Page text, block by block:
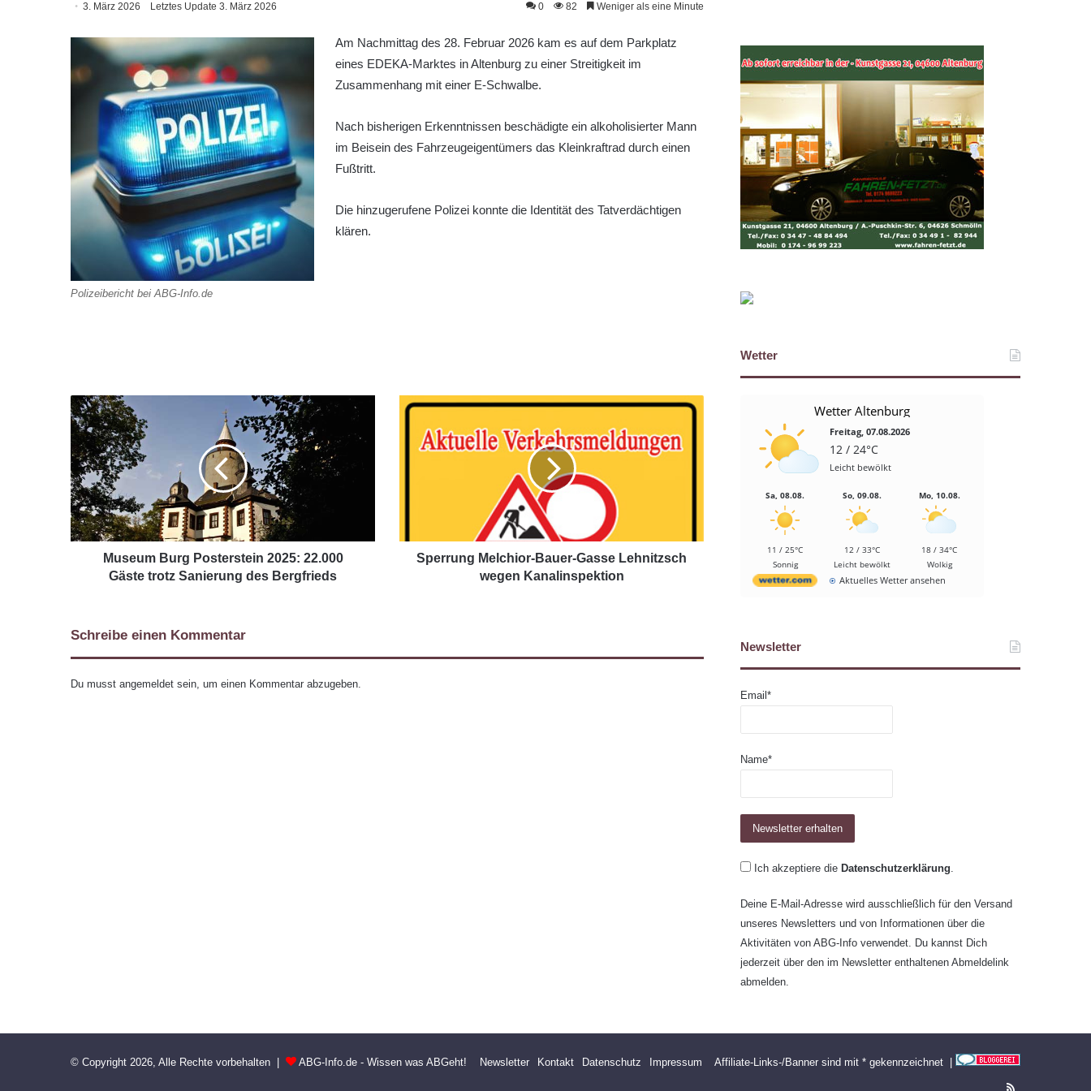
3. März 2026 Letztes Update 3. März 2026 0 82 Weniger als eine Minute
Polizeibericht bei ABG-Info.de
Am Nachmittag des 28. Februar 2026 kam es auf dem Parkplatz
eines EDEKA-Marktes in Altenburg zu einer Streitigkeit im
Zusammenhang mit einer E-Schwalbe.
Nach bisherigen Erkenntnissen beschädigte ein alkoholisierter Mann
im Beisein des Fahrzeugeigentümers das Kleinkraftrad durch einen
Fußtritt.
Die hinzugerufene Polizei konnte die Identität des Tatverdächtigen
klären.
Museum Burg Posterstein 2025: 22.000
Gäste trotz Sanierung des Bergfrieds
Sperrung Melchior-Bauer-Gasse Lehnitzsch
wegen Kanalinspektion
Schreibe einen Kommentar
Du musst angemeldet sein, um einen Kommentar abzugeben.
Wetter
Wetter Altenburg
Freitag, 07.08.2026
12 / 24°C
Leicht bewölkt
Sa, 08.08.
11 / 25°C
Sonnig
So, 09.08.
12 / 33°C
Leicht bewölkt
Mo, 10.08.
18 / 34°C
Wolkig
Aktuelles Wetter ansehen
Newsletter
Email*
Name*
Ich akzeptiere die Datenschutzerklärung.
Deine E-Mail-Adresse wird ausschließlich für den Versand
unseres Newsletters und von Informationen über die
Aktivitäten von ABG-Info verwendet. Du kannst Dich
jederzeit über den im Newsletter enthaltenen Abmeldelink
abmelden.
© Copyright 2026, Alle Rechte vorbehalten | ABG-Info.de - Wissen was ABGeht! Affiliate-Links-/Banner sind mit * gekennzeichnet |
Newsletter Kontakt Datenschutz Impressum